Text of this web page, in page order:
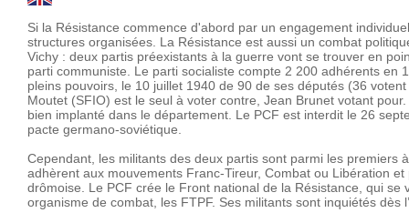
Si la Résistance commence d'abord par un engagement
structures organisées. La Résistance est aussi un combat
Vichy : deux partis préexistants à la guerre vont se trouver en
parti communiste. Le parti socialiste compte 2 200 adhérents en
pleins pouvoirs, le 10 juillet 1940 de 90 de ses députés (36
Moutet (SFIO) est le seul à voter contre, Jean Brunet votant
bien implanté dans le département. Le PCF est interdit le 26
pacte germano-soviétique.
Cependant, les militants des deux partis sont parmi les premiers
adhèrent aux mouvements Franc-Tireur, Combat ou Libération
drômoise. Le PCF crée le Front national de la Résistance, qui
organisme de combat, les FTPF. Ses militants sont inquiétés dès